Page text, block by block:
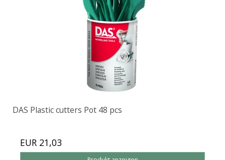
DAS Plastic cutters Pot 48 pcs
EUR 21,03